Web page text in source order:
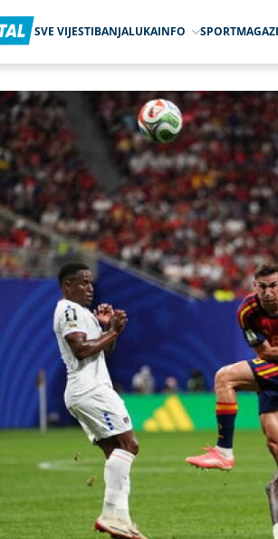
SVE VIJESTIBANJALUKAINFO SPORT